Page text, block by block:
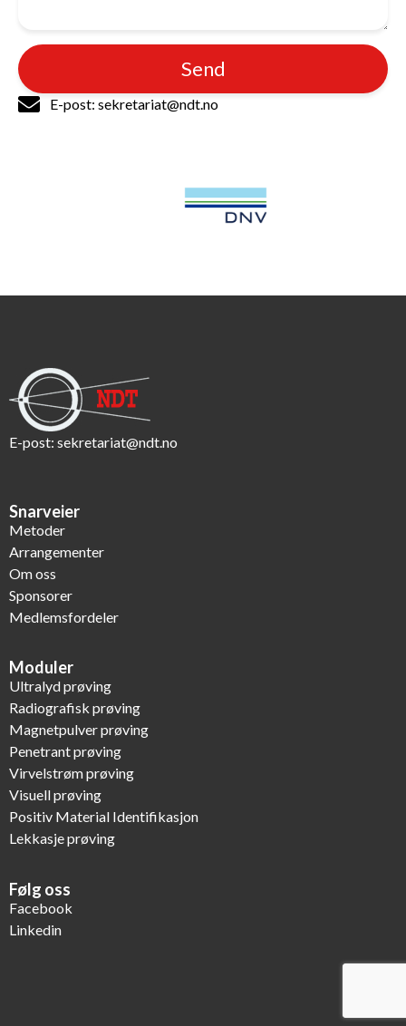
Send
E-post: sekretariat@ndt.no
E-post: sekretariat@ndt.no
Snarveier
Metoder
Arrangementer
Om oss
Sponsorer
Medlemsfordeler
Moduler
Ultralyd prøving
Radiografisk prøving
Magnetpulver prøving
Penetrant prøving
Virvelstrøm prøving
Visuell prøving
Positiv Material Identifikasjon
Lekkasje prøving
Følg oss
Facebook
Linkedin